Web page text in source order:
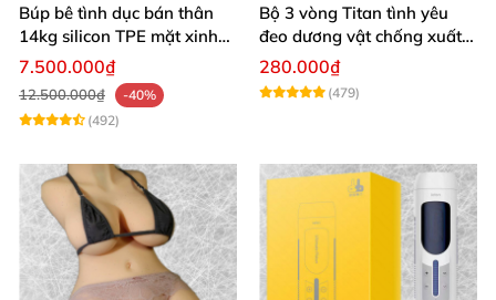
Búp bê tình dục bán thân
14kg silicon TPE mặt xinh
trắng hồng
7.500.000₫
12.500.000₫
-40%
(492)
Bộ 3 vòng Titan tình yêu
đeo dương vật chống xuất
tinh sớm chất liệu silicon y
tế
280.000₫
(479)